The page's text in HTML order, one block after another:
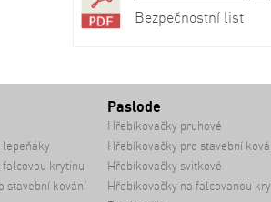
Bezpečnostní list
lepeňáky
falcovou krytinu
stavební kování
Paslode
Hřebíkovačky pruhové
Hřebíkovačky pro stavební
Hřebíkovačky svitkové
Hřebíkovačky na falcovanou